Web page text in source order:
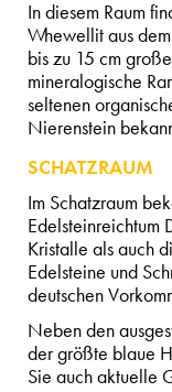
In diesem Raum
Whewellit aus
bis zu 15 cm
mineralogische
seltenen
Nierenstein
SCHATZRAUM
Im Schatzraum
Edelsteinreichtum
Kristalle als auch
Edelsteine und
deutschen
Neben den
der größte blaue
Sie auch aktuelle